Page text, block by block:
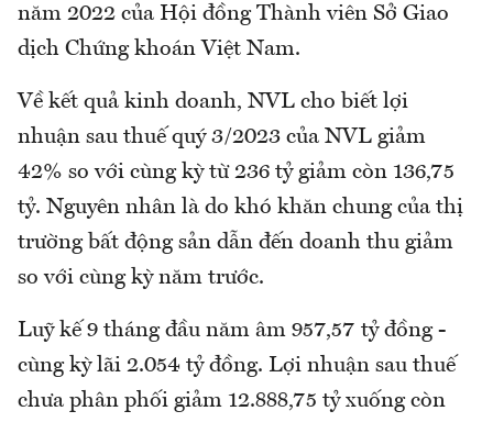
năm 2022 của Hội đồng Thành viên Sở Giao
dịch Chứng khoán Việt Nam.
Về kết quả kinh doanh, NVL cho biết lợi
nhuận sau thuế quý 3/2023 của NVL giảm
42% so với cùng kỳ từ 236 tỷ giảm còn 136,75
tỷ. Nguyên nhân là do khó khăn chung của thị
trường bất động sản dẫn đến doanh thu giảm
so với cùng kỳ năm trước.
Luỹ kế 9 tháng đầu năm âm 957,57 tỷ đồng -
cùng kỳ lãi 2.054 tỷ đồng. Lợi nhuận sau thuế
chưa phân phối giảm 12.888,75 tỷ xuống còn